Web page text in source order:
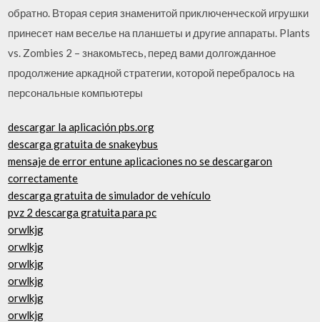
обратно. Вторая серия знаменитой приключенческой игрушки
принесет нам веселье на планшеты и другие аппараты. Plants
vs. Zombies 2 – знакомьтесь, перед вами долгожданное
продолжение аркадной стратегии, которой перебралось на
персональные компьютеры
descargar la aplicación pbs.org
descarga gratuita de snakeybus
mensaje de error entune aplicaciones no se descargaron
correctamente
descarga gratuita de simulador de vehículo
pvz 2 descarga gratuita para pc
orwlkjg
orwlkjg
orwlkjg
orwlkjg
orwlkjg
orwlkjg